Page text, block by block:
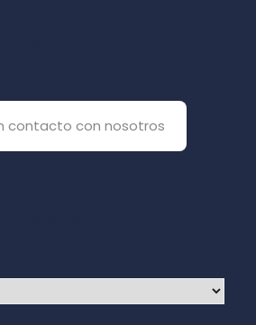
contacto con nosotros